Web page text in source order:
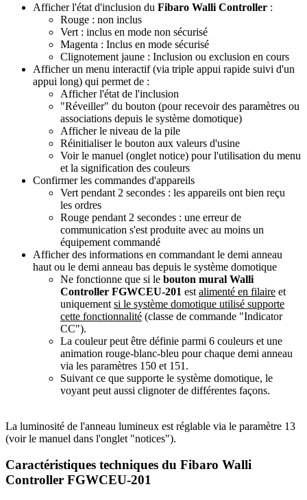
Afficher l'état d'inclusion du Fibaro Walli Controller :
Rouge : non inclus
Vert : inclus en mode non sécurisé
Magenta : Inclus en mode sécurisé
Clignotement jaune : Inclusion ou exclusion en cours
Afficher un menu interactif (via triple appui rapide suivi d'un
appui long) qui permet de :
Afficher l'état de l'inclusion
"Réveiller" du bouton (pour recevoir des paramètres ou
associations depuis le système domotique)
Afficher le niveau de la pile
Réinitialiser le bouton aux valeurs d'usine
Voir le manuel (onglet notice) pour l'utilisation du menu
et la signification des couleurs
Confirmer les commandes d'appareils
Vert pendant 2 secondes : les appareils ont bien reçu
les ordres
Rouge pendant 2 secondes : une erreur de
communication s'est produite avec au moins un
équipement commandé
Afficher des informations en commandant le demi anneau
haut ou le demi anneau bas depuis le système domotique
Ne fonctionne que si le bouton mural Walli
Controller FGWCEU-201 est alimenté en filaire et
uniquement si le système domotique utilisé supporte
cette fonctionnalité (classe de commande "Indicator
CC").
La couleur peut être définie parmi 6 couleurs et une
animation rouge-blanc-bleu pour chaque demi anneau
via les paramètres 150 et 151.
Suivant ce que supporte le système domotique, le
voyant peut aussi clignoter de différentes façons.
La luminosité de l'anneau lumineux est réglable via le paramètre 13
(voir le manuel dans l'onglet "notices").
Caractéristiques techniques du Fibaro Walli
Controller FGWCEU-201